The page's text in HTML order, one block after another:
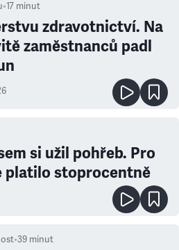
•17 minut
zdravotnictví. Na
zaměstnanců padl
si užil pohřeb. Pro
platilo stoprocentně
•39 minut